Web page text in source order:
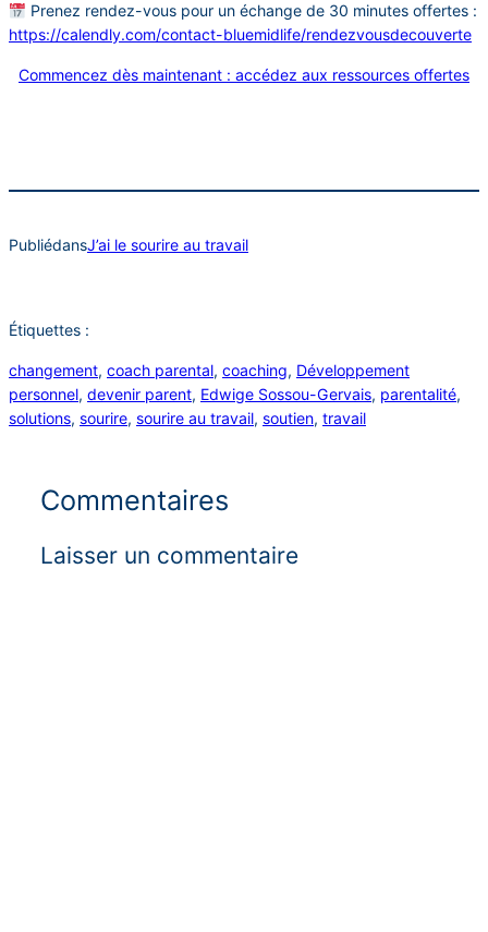
Prenez rendez-vous pour un échange de 30 minutes offertes :
https://calendly.com/contact-bluemidlife/rendezvousdecouverte
Commencez dès maintenant : accédez aux ressources offertes
PubliédansJ’ai le sourire au travail
Étiquettes :
changement, coach parental, coaching, Développement
personnel, devenir parent, Edwige Sossou-Gervais, parentalité
solutions, sourire, sourire au travail, soutien, travail
Commentaires
Laisser un commentaire